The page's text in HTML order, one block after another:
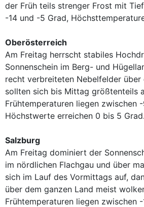
der Früh teils strenger Frost mit
-14 und -5 Grad,
Oberösterreich
Am Freitag herrscht stabiles
Sonnenschein im Berg- und
recht verbreiteten Nebelfelder über
sollten sich bis Mittag größtenteils
Frühtemperaturen liegen zwischen
Höchstwerte erreichen 0 bis 5 Grad.
Salzburg
Am Freitag dominiert der
im nördlichen Flachgau und über
sich im Lauf des Vormittags auf,
über dem ganzen Land meist
Frühtemperaturen liegen zwischen